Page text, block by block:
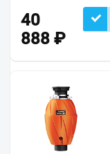
40
888 ₽